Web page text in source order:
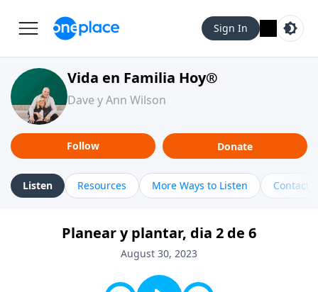
Sign In
Vida en Familia Hoy®
Dave y Ann Wilson
Follow Donate
Listen Resources More Ways to Listen Contact
Planear y plantar, dia 2 de 6
August 30, 2023